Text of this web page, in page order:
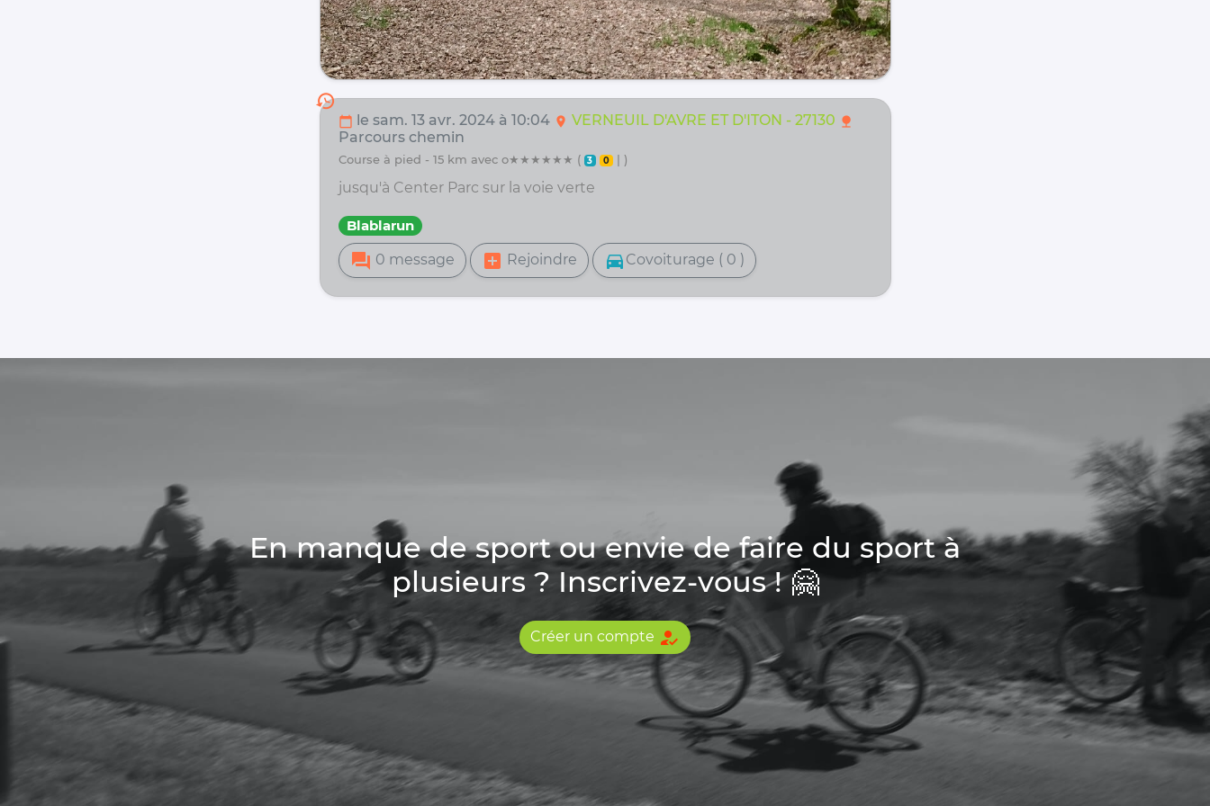
history
calendar_today le sam. 13 avr. 2024 à 10:04 location_on VERNEUIL D'AVRE ET D'ITON - 27130 nature
Parcours chemin
course à pied - 15 km avec o★★★★★★ ( 3 0 | )
jusqu'à Center Parc sur la voie verte
Blablarun
forum 0 message add_box Rejoindre directions_car Covoiturage ( 0 )
En manque de sport ou envie de faire du sport à
plusieurs ? Inscrivez-vous ! 🤗
Créer un compte how_to_reg